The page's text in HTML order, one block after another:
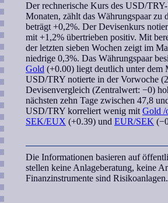
Derrechnerische Kurs des USD/TRY
Monaten, zählt das Währungspaar
beträgt +0,2%. Der Devisenkurs
mit +1,2% übertrieben positiv. Mit
der letzten sieben Wochen zeigt im
niedrige 0,3%. Das Währungspaar
Gold (+0.00) liegt deutlich unter dem
USD/TRY notierte in der Vorwoche
Devisenvergleich (Zentralwert: −0)
nächsten zehn Tage zwischen 47,8
USD/TRY korreliert wenig mit Gold /
SEK/EUX (+0.39) und EUR/SEK
Die Informationen basieren auf
stellen keine Anlageberatung, keine
Finanzinstrumente sind